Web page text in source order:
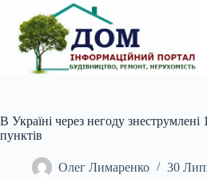
вмісту
В Україні через негоду знеструмлені
пунктів
Олег Лимаренко
30